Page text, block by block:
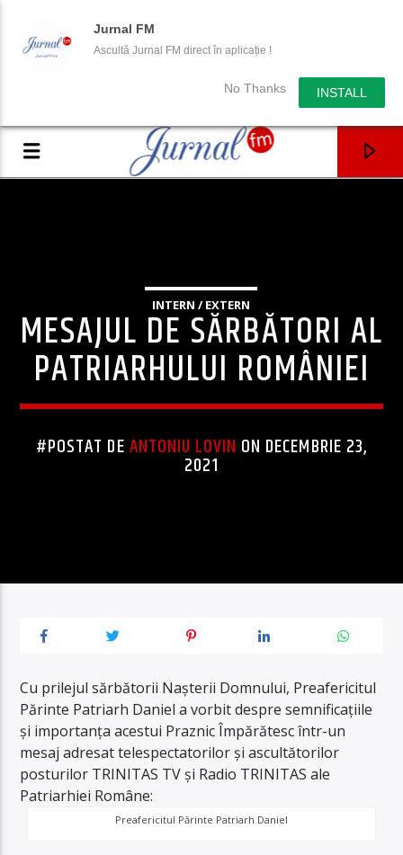
Jurnal FM
Ascultă Jurnal FM direct în aplicație !
No Thanks INSTALL
INTERN / EXTERN
MESAJUL DE SĂRBĂTORI AL
PATRIARHULUI ROMÂNIEI
#POSTAT DEANTONIU LOVIN ON DECEMBRIE 23,
2021
Cu prilejul sărbătorii Nașterii Domnului, Preafericitul
Părinte Patriarh Daniel a vorbit despre semnificațiile
și importanța acestui Praznic Împărătesc într-un
mesaj adresat telespectatorilor și ascultătorilor
posturilor TRINITAS TV și Radio TRINITAS ale
Patriarhiei Române:
Preafericitul Părinte Patriarh Daniel